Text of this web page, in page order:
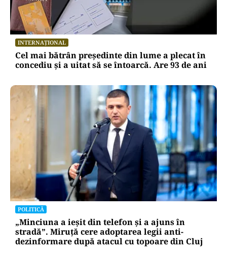
INTERNAȚIONAL
Cel mai bătrân președinte din lume a plecat în
concediu și a uitat să se întoarcă. Are 93 de ani
POLITICĂ
„Minciuna a ieșit din telefon și a ajuns în
stradă”. Miruță cere adoptarea legii anti-
dezinformare după atacul cu topoare din Cluj